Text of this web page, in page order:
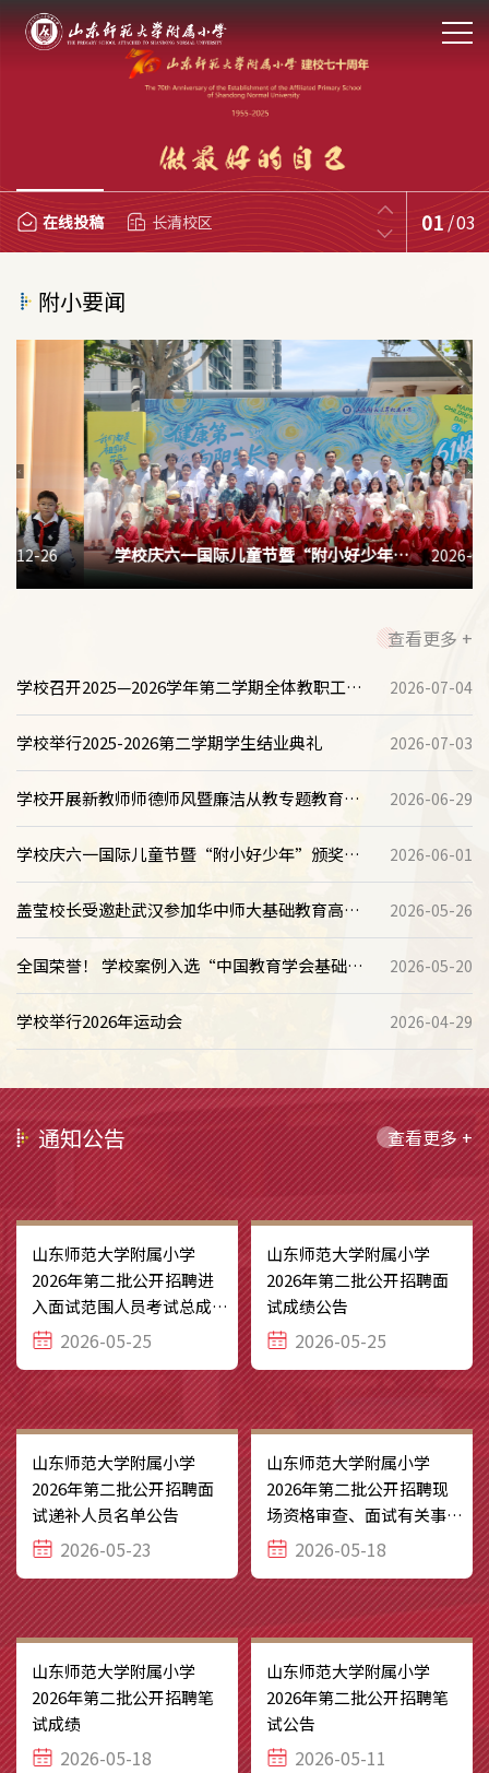
在线投稿 长清校区 01 /03
附小要闻
学校庆六一国际儿童节暨“附小好少年”
颁奖典礼
2026-06-01
查看更多 +
学校召开2025—2026学年第二学期全体教职工大
会
2026-07-04
学校举行2025-2026第二学期学生结业典礼 2026-07-03
学校开展新教师师德师风暨廉洁从教专题教育活
动
2026-06-29
学校庆六一国际儿童节暨“附小好少年”颁奖典
礼
2026-06-01
盖莹校长受邀赴武汉参加华中师大基础教育高质
量发展论坛
2026-05-26
全国荣誉！ 学校案例入选“中国教育学会基础教
育改革创新范例”，济南唯一学校上榜！
2026-05-20
学校举行2026年运动会 2026-04-29
通知公告 查看更多 +
山东师范大学附属小学
2026年第二批公开招聘进
入面试范围人员考试总成绩
公告​2026-05-25
山东师范大学附属小学
2026年第二批公开招聘面
试成绩公告
2026-05-25
山东师范大学附属小学
2026年第二批公开招聘面
试递补人员名单公告
2026-05-23
山东师范大学附属小学
2026年第二批公开招聘现
场资格审查、面试有关事宜
安排2026-05-18
山东师范大学附属小学
2026年第二批公开招聘笔
试成绩
2026-05-18
山东师范大学附属小学
2026年第二批公开招聘笔
试公告
2026-05-11